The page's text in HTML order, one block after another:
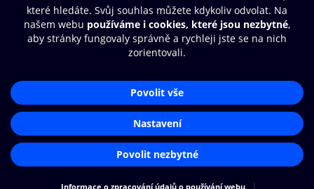
© O2 Czech Republic a.s.
Přístupnost
Zásady zpracování osobních údajů
Nastavení cookies
Aplikace O2 Knihovna
Čti a poslouchej své e-knihy a
audioknihy rychleji a pohodlněji.